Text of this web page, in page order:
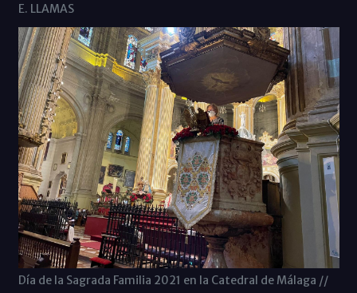
E. LLAMAS
Día de la Sagrada Familia 2021 en la Catedral de Málaga //